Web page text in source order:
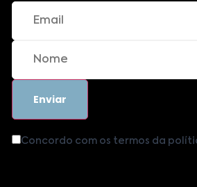
Concordo com os termos da